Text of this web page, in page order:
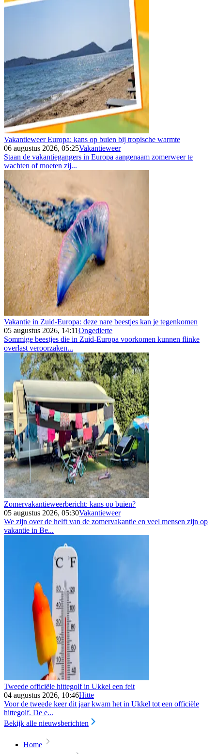
Vakantieweer Europa: kans op buien bij tropische warmte
06 augustus 2026, 05:25Vakantieweer
Staan de vakantiegangers in Europa aangenaam zomerweer te
wachten of moeten zij...
Vakantie in Zuid-Europa: deze nare beestjes kan je tegenkomen
05 augustus 2026, 14:11Ongedierte
Sommige beestjes die in Zuid-Europa voorkomen kunnen flinke
overlast veroorzaken...
Zomervakantieweerbericht: kans op buien?
05 augustus 2026, 05:30Vakantieweer
We zijn over de helft van de zomervakantie en veel mensen zijn op
vakantie in Be...
Tweede officiële hittegolf in Ukkel een feit
04 augustus 2026, 10:46Hitte
Voor de tweede keer dit jaar kwam het in Ukkel tot een officiële
hittegolf. De e...
Bekijk alle nieuwsberichten
Home